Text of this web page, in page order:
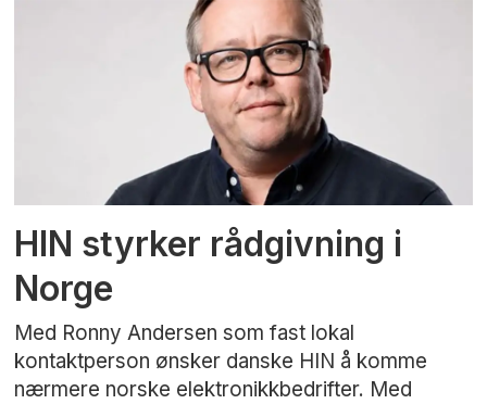
HIN styrker rådgivning i
Norge
Med Ronny Andersen som fast lokal
kontaktperson ønsker danske HIN å komme
nærmere norske elektronikkbedrifter. Med